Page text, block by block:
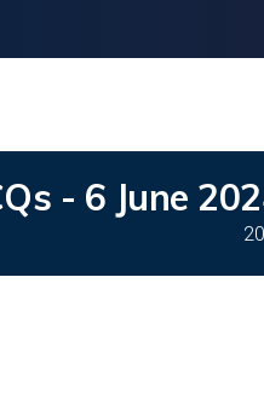
- 6 June